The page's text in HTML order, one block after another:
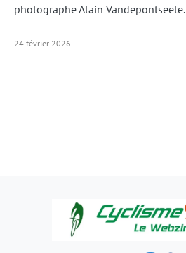
photographe Alain Vandepontseele.
24 février 2026